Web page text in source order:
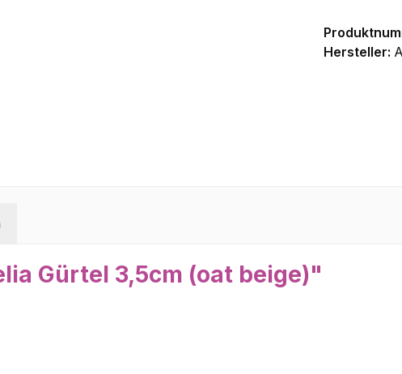
Hersteller:
Gürtel 3,5cm (oat beige)"